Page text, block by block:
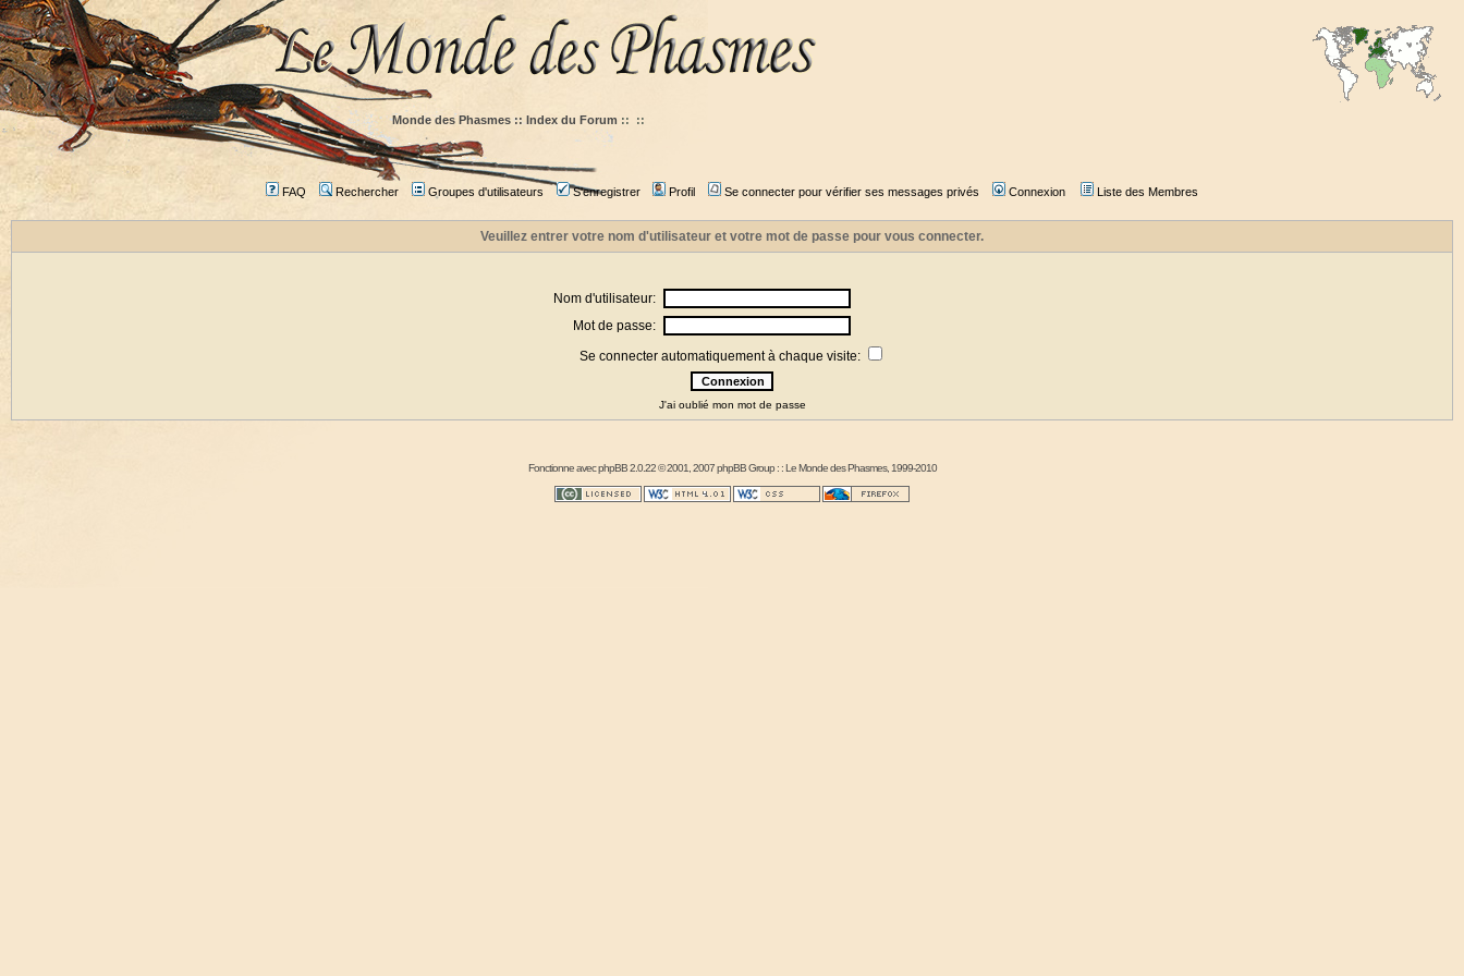
Monde des Phasmes :: Index du Forum :: ::
FAQ Rechercher Groupes d'utilisateurs S'enregistrer Profil Se connecter pour vérifier ses messages privés Connexion Liste des Membres
Veuillez entrer votre nom d'utilisateur et votre mot de passe pour vous connecter.
Nom d'utilisateur:
Mot de passe:
Se connecter automatiquement à chaque visite:
J'ai oublié mon mot de passe
Fonctionne avecphpBB2.0.22 © 2001, 2007 phpBB Group : :Le Monde des Phasmes, 1999-2010